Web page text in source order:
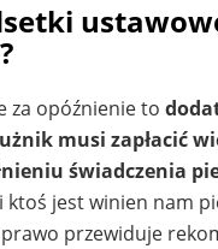
za opóźnienie to
musi zapłacić
świadczenia
ktoś jest winien nam
przewiduje